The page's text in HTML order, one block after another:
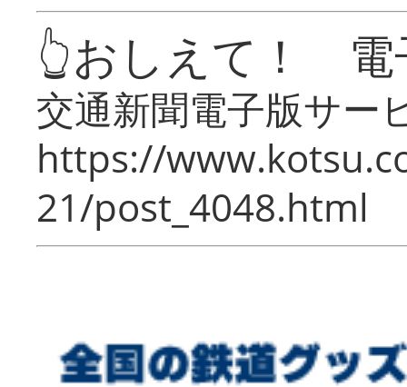
👆おしえて！ 電
交通新聞電子版サー
https://
21/post_4048.html